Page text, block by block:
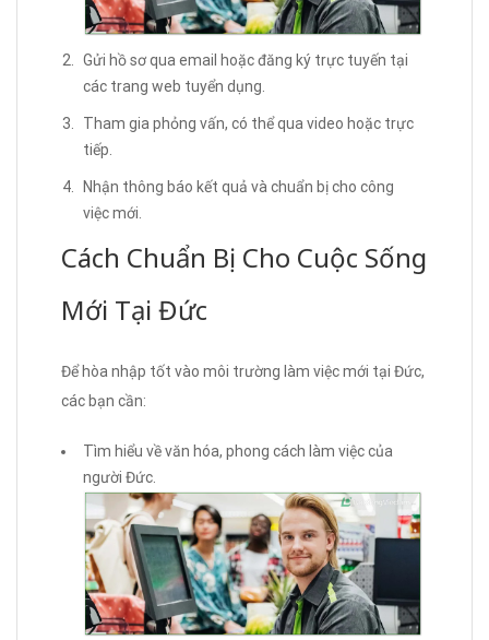
Gửi hồ sơ qua email hoặc đăng ký trực tuyến tại
các trang web tuyển dụng.
Tham gia phỏng vấn, có thể qua video hoặc trực
tiếp.
Nhận thông báo kết quả và chuẩn bị cho công
việc mới.
Cách Chuẩn Bị Cho Cuộc Sống
Mới Tại Đức
Để hòa nhập tốt vào môi trường làm việc mới tại Đức,
các bạn cần:
Tìm hiểu về văn hóa, phong cách làm việc của
người Đức.